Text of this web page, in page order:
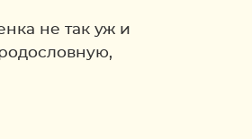
не так уж и